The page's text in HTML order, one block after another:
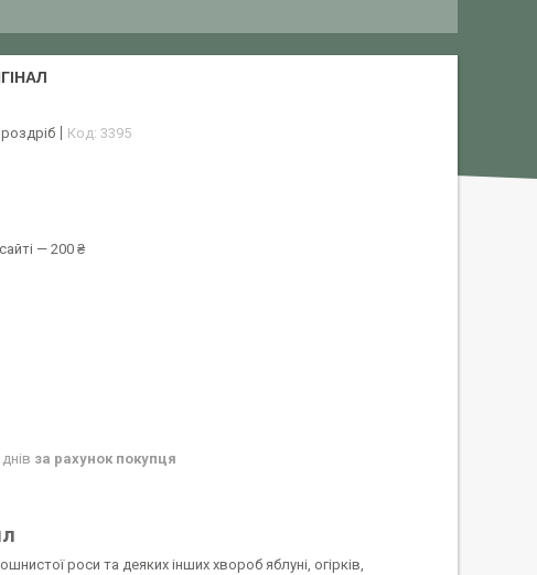
Код: 3395
— 200 ₴
за рахунок покупця
роси та деяких інших хвороб яблуні, огірків,